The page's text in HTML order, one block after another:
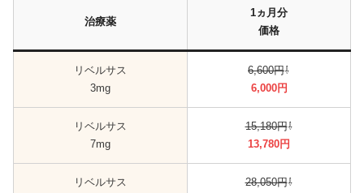
治療薬
1ヵ月分
価格
リベルサス
3mg
6,600円⇩
6,000円
リベルサス
7mg
15,180円⇩
13,780円
リベルサス
28,050円⇩